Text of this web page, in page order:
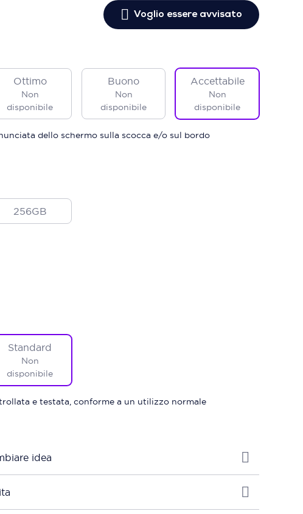
Voglio essere avvisato
Ottimo
Non
disponibile
Buono
Non
disponibile
Accettabile
Non
disponibile
dello schermo sulla scocca e/o sul bordo
256GB
Standard
Non
disponibile
e testata, conforme a un utilizzo normale
idea